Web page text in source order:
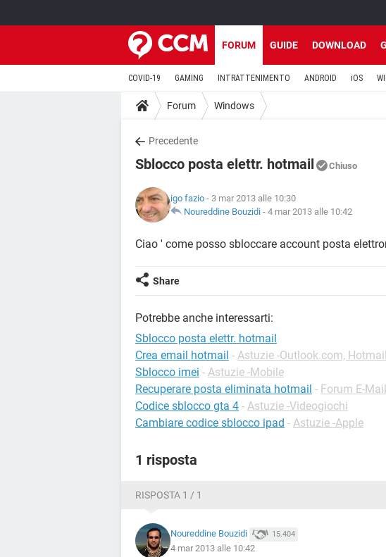
FORUM GUIDE DOWNLOAD
COVID-19 GAMING INTRATTENIMENTO ANDROID iOS
Forum Windows
Precedente
Sblocco posta elettr. hotmail Chiuso
igo fazio - 3 mar 2013 alle 10:30
Noureddine Bouzidi - 4 mar 2013 alle 10:42
Ciao ' come posso sbloccare account posta
Share
Potrebbe anche interessarti:
Sblocco posta elettr. hotmail
Crea email hotmail - Astuzie -Outlook.com,
Sblocco imei - Astuzie -Mobile
Recuperare posta eliminata hotmail - Forum E-
Codice sblocco gta 4 - Astuzie -Videogiochi
Cambiare codice sblocco ipad - Astuzie -Apple
1 risposta
RISPOSTA 1 / 1
Noureddine Bouzidi 15.404
4 mar 2013 alle 10:42